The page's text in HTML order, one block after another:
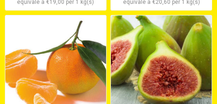
equivale a €19,00 per 1 kg(s) equivale a €20,60 per 1 kg(s)